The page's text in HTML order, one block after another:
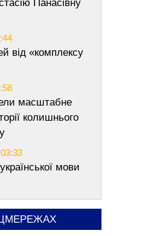
Панасівну
від «комплексу
масштабне
колишнього
мови